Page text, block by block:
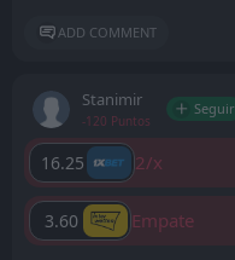
ADD COMMENT
Stanimir
-120 Puntos
Seguir
16.25 2/x
3.60 Empate